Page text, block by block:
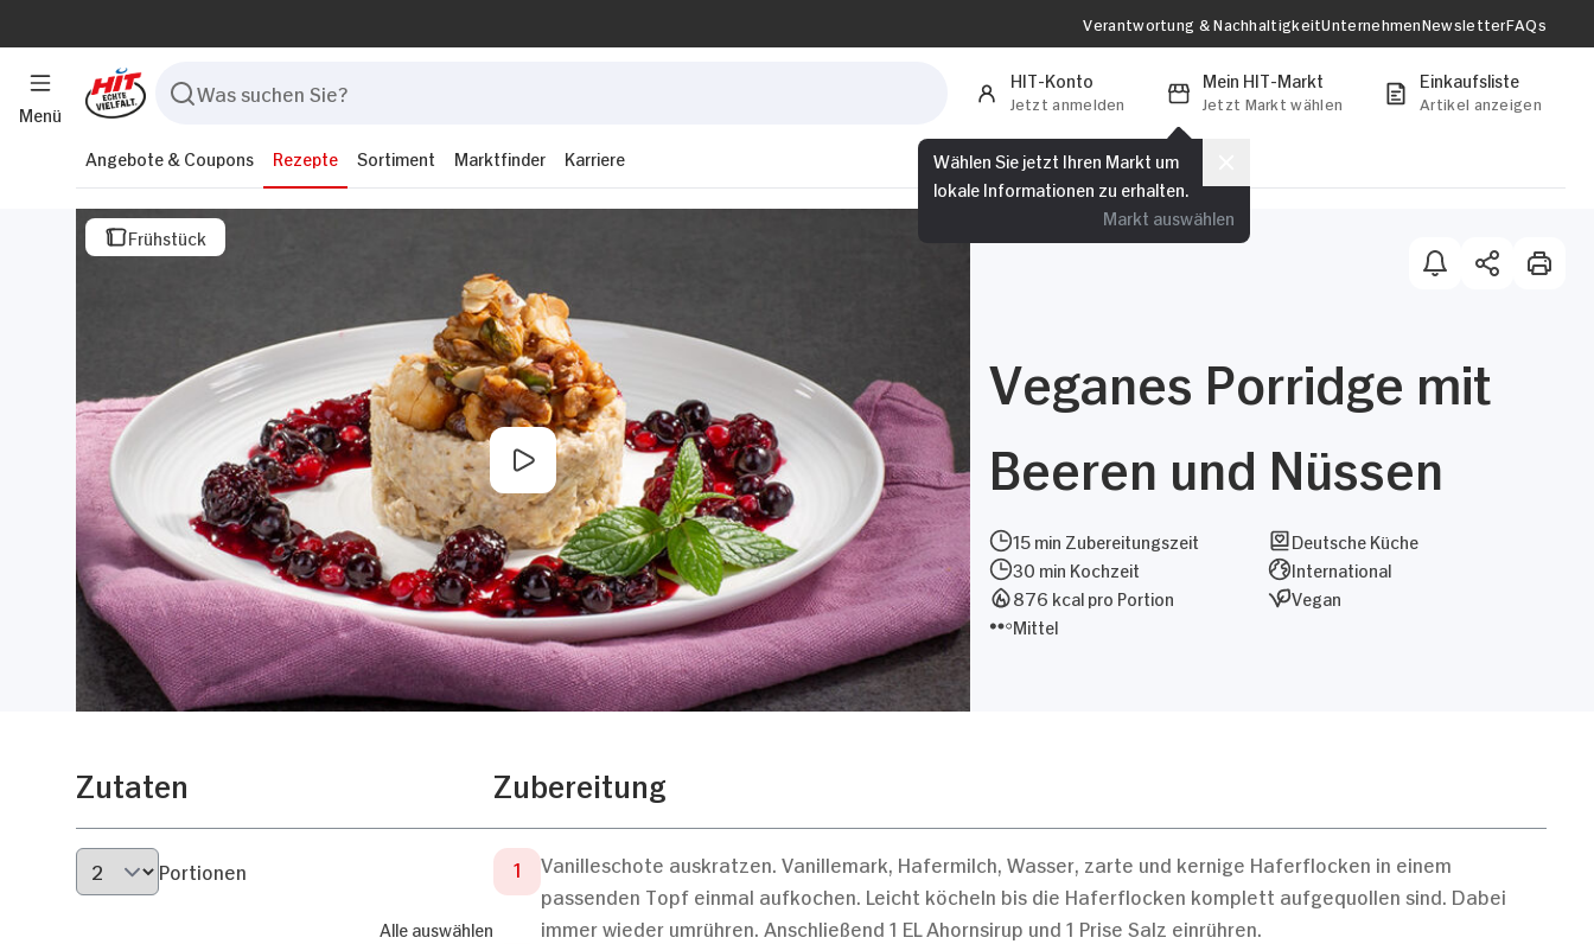
Menü
Verantwortung & NachhaltigkeitUnternehmenNewsletterFAQs
HIT-Konto
Jetzt anmelden
Mein HIT-Markt
Jetzt Markt wählen
Wählen Sie jetzt Ihren Markt um
lokale Informationen zu erhalten.
Markt auswählen
Einkaufsliste
Artikel anzeigen
Angebote & Coupons Rezepte Sortiment Marktfinder Karriere
Frühstück
Veganes Porridge mit
Beeren und Nüssen
15 min Zubereitungszeit
30 min Kochzeit
876 kcal pro Portion
Mittel
Deutsche Küche
International
Vegan
Zutaten
Portionen
Alle auswählen
Zubereitung
Vanilleschote auskratzen. Vanillemark, Hafermilch, Wasser, zarte und kernige Haferflocken in einem
passenden Topf einmal aufkochen. Leicht köcheln bis die Haferflocken komplett aufgequollen sind. Dabei
immer wieder umrühren. Anschließend 1 EL Ahornsirup und 1 Prise Salz einrühren.